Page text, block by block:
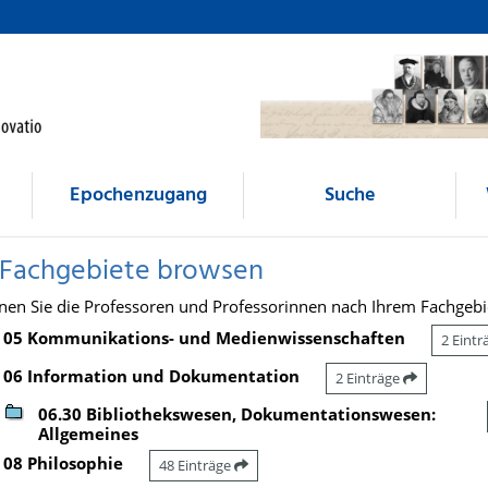
Epochenzugang Suche
browsen
Sie die Professoren und Professorinnen nach Ihrem
05 Kommunikations- und Medienwissenschaften
2
06 Information und Dokumentation 2 Einträge
06.30 Bibliothekswesen, Dokumentationswesen:
Allgemeines
08 Philosophie
48 Einträge